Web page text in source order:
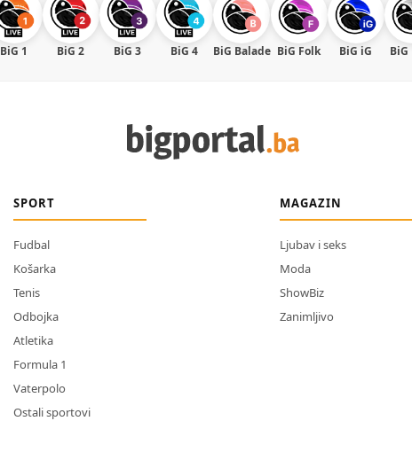
BiG 1 BiG 2 BiG 3 BiG 4 BiG Balade BiG Folk BiG iG BiG
SPORT
Fudbal
Košarka
Tenis
Odbojka
Atletika
Formula 1
Vaterpolo
Ostali sportovi
MAGAZIN
Ljubav i seks
Moda
ShowBiz
Zanimljivo